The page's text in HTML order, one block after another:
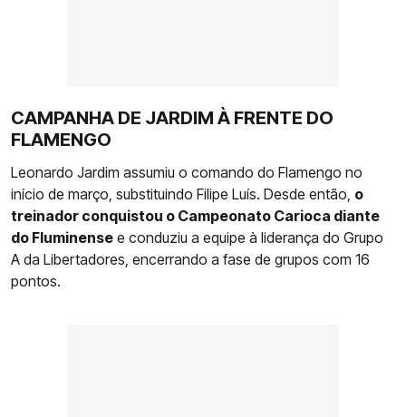
CAMPANHA DE JARDIM À FRENTE DO
FLAMENGO
Leonardo Jardim assumiu o comando do Flamengo no
início de março, substituindo Filipe Luís. Desde então, o
treinador conquistou o Campeonato Carioca diante
do Fluminense e conduziu a equipe à liderança do Grupo
A da Libertadores, encerrando a fase de grupos com 16
pontos.